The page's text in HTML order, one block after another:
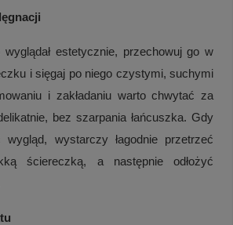
wyglądał estetycznie, przechowuj go w
i sięgaj po niego czystymi, suchymi
i zakładaniu warto chwytać za
bez szarpania łańcuszka. Gdy
wystarczy łagodnie przetrzeć
ściereczką, a następnie odłożyć